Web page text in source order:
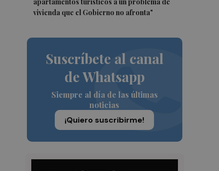
apartamentos turísticos a un problema de
vivienda que el Gobierno no afronta"
Suscríbete al canal
de Whatsapp
Siempre al día de las últimas
noticias
¡Quiero suscribirme!